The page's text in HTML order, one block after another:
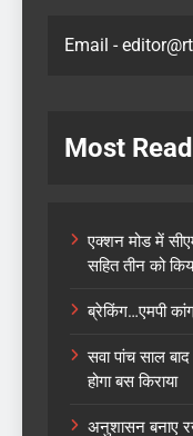
Email -
Most Read
एक्शन मोड में
सहित तीन को
ब्रेकिंग…एमपी
सवा पांच साल
होगा बस किराया
अनुशासन बनाए